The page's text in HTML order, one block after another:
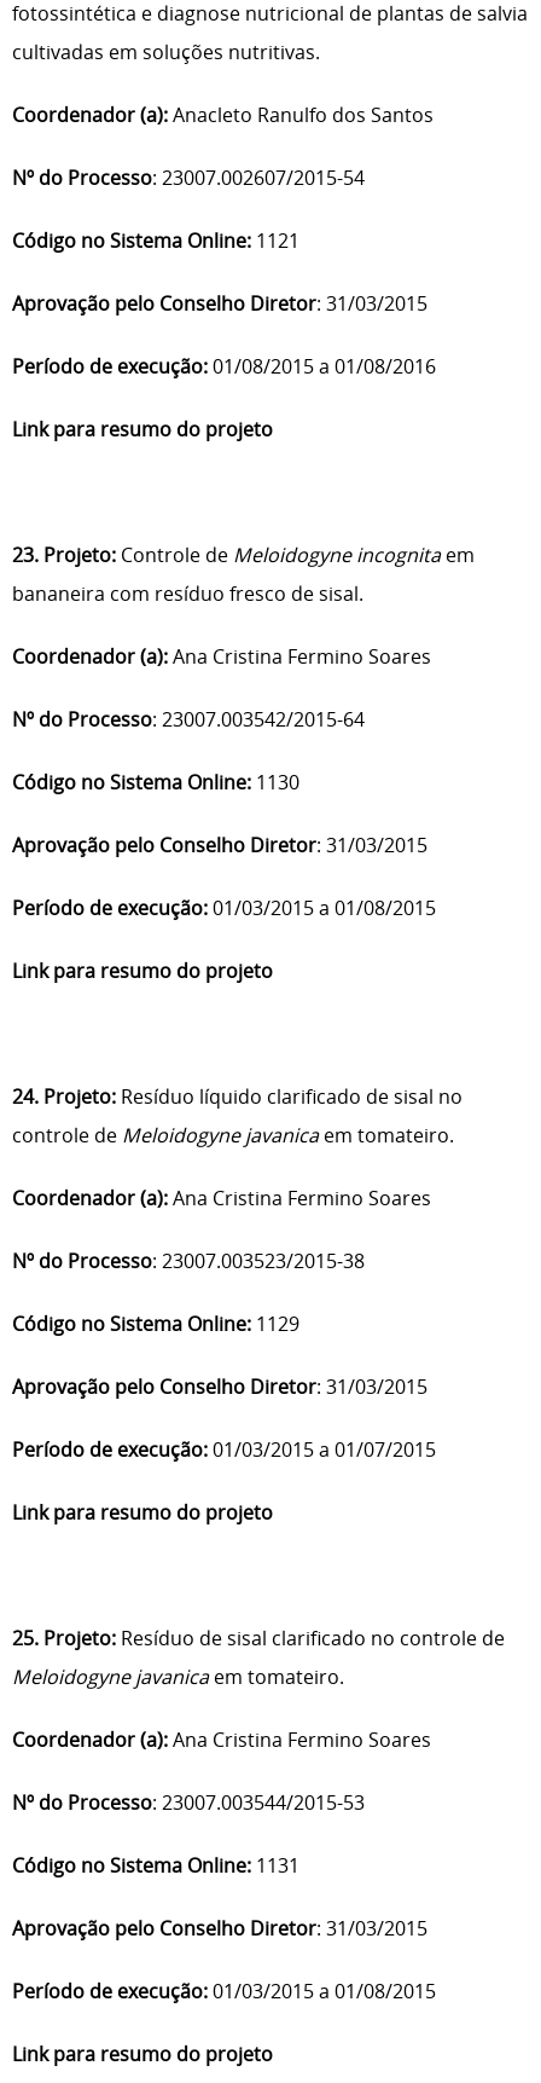
fotossintética e diagnose nutricional de plantas de salvia
cultivadas em soluções nutritivas.
Coordenador (a):Anacleto Ranulfo dos Santos
Nº do Processo: 23007.002607/2015-54
Código no Sistema Online: 1121
Aprovação pelo Conselho Diretor: 31/03/2015
Período de execução:01/08/2015 a 01/08/2016
Link para resumo do projeto
23. Projeto: Controle de Meloidogyne incognitaem
bananeira com resíduo fresco de sisal.
Coordenador (a):Ana Cristina Fermino Soares
Nº do Processo: 23007.003542/2015-64
Código no Sistema Online: 1130
Aprovação pelo Conselho Diretor: 31/03/2015
Período de execução:01/03/2015 a 01/08/2015
Link para resumo do projeto
24. Projeto: Resíduo líquido clarificado de sisal no
controle de Meloidogyne javanicaem tomateiro.
Coordenador (a):Ana Cristina Fermino Soares
Nº do Processo: 23007.003523/2015-38
Código no Sistema Online: 1129
Aprovação pelo Conselho Diretor: 31/03/2015
Período de execução:01/03/2015 a 01/07/2015
Link para resumo do projeto
25. Projeto: Resíduo de sisal clarificado no controle de
Meloidogyne javanicaem tomateiro.
Coordenador (a):Ana Cristina Fermino Soares
Nº do Processo: 23007.003544/2015-53
Código no Sistema Online: 1131
Aprovação pelo Conselho Diretor: 31/03/2015
Período de execução:01/03/2015 a 01/08/2015
Link para resumo do projeto